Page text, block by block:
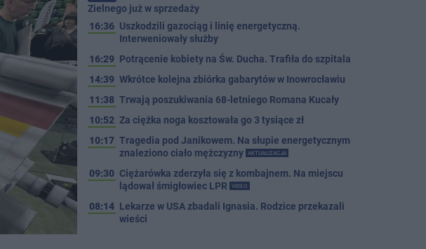
Zielnego już w sprzedaży
16:36 Uszkodzili gazociąg i linię energetyczną.
Interweniowały służby
16:29 Potrącenie kobiety na Św. Ducha. Trafiła do szpitala
14:39 Wkrótce kolejna zbiórka gabarytów w Inowrocławiu
11:38 Trwają poszukiwania 68-letniego Romana Kucały
10:52 Za ciężka noga kosztowała go 3 tysiące zł
10:17 Tragedia pod Janikowem. Na słupie energetycznym
znaleziono ciało mężczyzny
AKTUALIZACJA
09:30 Ciężarówka zderzyła się z kombajnem. Na miejscu
lądował śmigłowiec LPR
VIDEO
08:14 Lekarze w USA zbadali Ignasia. Rodzice przekazali
wieści